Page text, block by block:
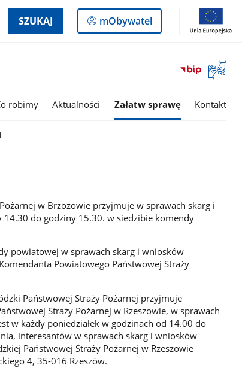
SZUKAJ
Logowanie
do
mObywatel
Otwórz
okno
robimy Aktualności Załatw sprawę Kontakt
w Brzozowie przyjmuje w sprawach skarg i
do godziny 15.30. w siedzibie komendy
powiatowej w sprawach skarg i wniosków
Powiatowego Państwowej Straży
Państwowej Straży Pożarnej przyjmuje
Straży Pożarnej w Rzeszowie, w sprawach
w każdy poniedziałek w godzinach od 14.00 do
interesantów w sprawach skarg i wniosków
Państwowej Straży Pożarnej w Rzeszowie
4, 35-016 Rzeszów.